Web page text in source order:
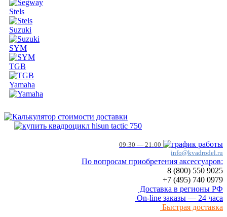
Stels
Suzuki
SYM
TGB
Yamaha
09:30 — 21:00
info@kvadrodel.ru
По вопросам приобретения аксессуаров:
8 (800) 550 9025
+7 (495) 740 0979
Доставка в регионы РФ
On-line заказы — 24 часа
Быстрая доставка